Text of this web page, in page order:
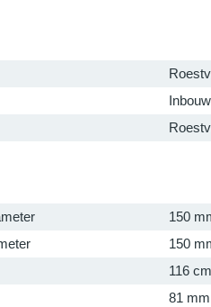
Inbouw
150
150
116 cm
81 mm